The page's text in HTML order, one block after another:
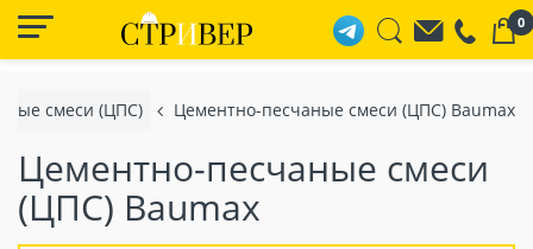
0
смеси (ЦПС) Цементно-песчаные смеси (ЦПС) Baumax
Цементно-песчаные смеси
(ЦПС) Baumax